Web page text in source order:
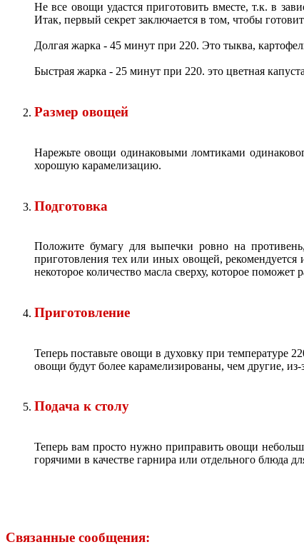
Не все овощи удастся приготовить вместе, т.к. в
Итак, первый секрет заключается в том, чтобы
Долгая жарка - 45 минут при 220. Это тыква,
Быстрая жарка - 25 минут при 220. это цветная
Размер овощей
Нарежьте овощи одинаковыми ломтиками
хорошую карамелизацию.
Подготовка
Положите бумагу для выпечки ровно на
приготовления тех или иных овощей,
некоторое количество масла сверху, которое
Приготовление
Теперь поставьте овощи в духовку при температуре
овощи будут более карамелизированы, чем другие,
Подача к столу
Теперь вам просто нужно приправить овощи
горячими в качестве гарнира или отдельного блюда
Связанные сообщения: